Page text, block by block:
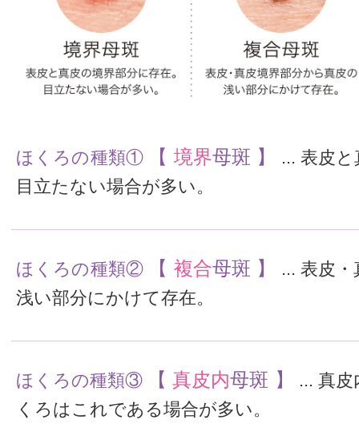
ほくろの種類① 【 境界母斑 】
... 表皮
目立たない場合が多い。
ほくろの種類② 【 複合母斑 】
... 表皮
浅い部分にかけて存在。
ほくろの種類③ 【真皮内母斑 】
... 真
くろはこれである場合が多い。